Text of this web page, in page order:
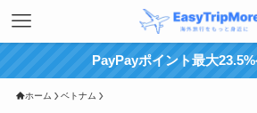
PayPayポイント最大23.5%
ホーム ベトナム